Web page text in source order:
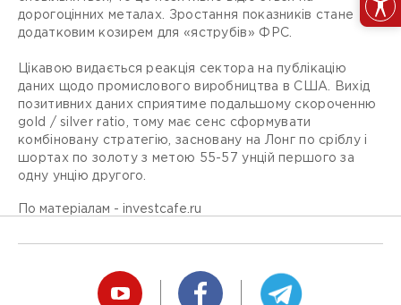
дорогоцінних металах. Зростання показників стане
додатковим козирем для «яструбів» ФРС.
Цікавою видається реакція сектора на публікацію
даних щодо промислового виробництва в США. Вихід
позитивних даних сприятиме подальшому скороченню
gold / silver ratio, тому має сенс сформувати
комбіновану стратегію, засновану на Лонг по сріблу і
шортах по золоту з метою 55-57 унцій першого за
одну унцію другого.
По матеріалам - investcafe.ru